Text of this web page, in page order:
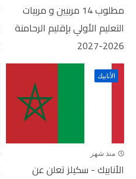
مطلوب 14 مربيين و مربيات
التعليم الأولي بإقليم الرحامنة
2026-2027
الأنابيك
منذ شهر
الأنابيك - سكيلز تعلن عن